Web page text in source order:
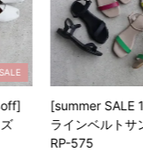
SALE 10%off]
ンベルトサンダル